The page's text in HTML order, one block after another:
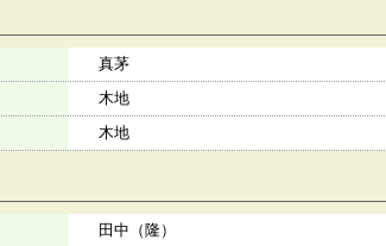
真茅
木地
木地
田中（隆）